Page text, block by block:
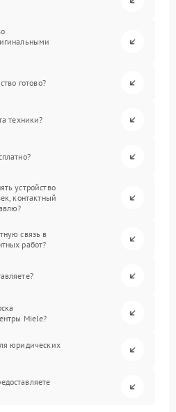
готово?
техники?
устройство
контактный
связь в
работ?
Miele?
юридических